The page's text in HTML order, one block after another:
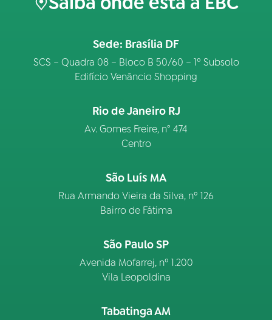
Sede: Brasília DF
SCS – Quadra 08 – Bloco B 50/60 – 1º Subsolo
Edifício Venâncio Shopping
Rio de Janeiro RJ
Av. Gomes Freire, n° 474
Centro
São Luís MA
Rua Armando Vieira da Silva, nº 126
Bairro de Fátima
São Paulo SP
Avenida Mofarrej, nº 1.200
Vila Leopoldina
Tabatinga AM